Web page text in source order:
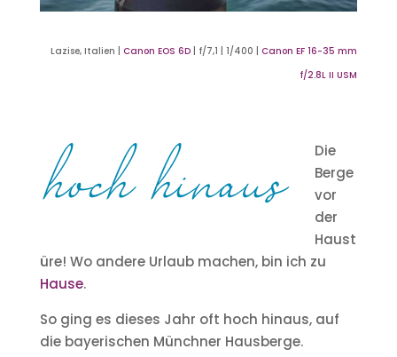
Lazise, Italien |Canon EOS 6D | f/7,1 | 1/400 |Canon EF 16-35 mm
f/2.8L II USM
Die
Berge
vor
der
Haust
üre! Wo andere Urlaub machen, bin ich zu
Hause.
So ging es dieses Jahr oft hoch hinaus, auf
die bayerischen Münchner Hausberge.